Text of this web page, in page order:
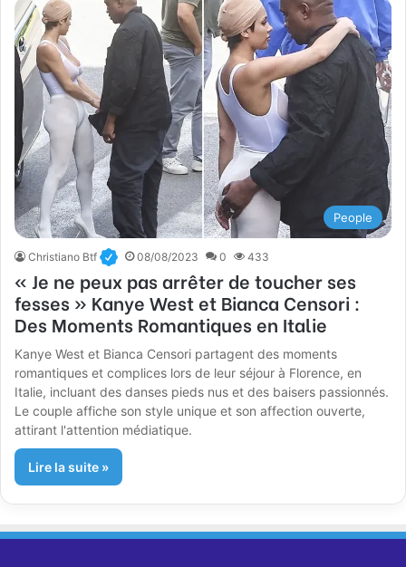
People
Christiano Btf 08/08/2023 0 433
« Je ne peux pas arrêter de toucher ses
fesses » Kanye West et Bianca Censori :
Des Moments Romantiques en Italie
Kanye West et Bianca Censori partagent des moments
romantiques et complices lors de leur séjour à Florence, en
Italie, incluant des danses pieds nus et des baisers passionnés.
Le couple affiche son style unique et son affection ouverte,
attirant l'attention médiatique.
Lire la suite »